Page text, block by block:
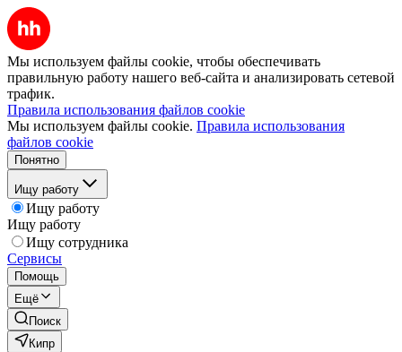
Мы используем файлы cookie, чтобы обеспечивать
правильную работу нашего веб-сайта и анализировать сетевой
трафик.
Правила использования файлов cookie
Мы используем файлы cookie. Правила использования
файлов cookie
Понятно
Ищу работу
Ищу работу
Ищу работу
Ищу сотрудника
Сервисы
Помощь
Ещё
Поиск
Кипр